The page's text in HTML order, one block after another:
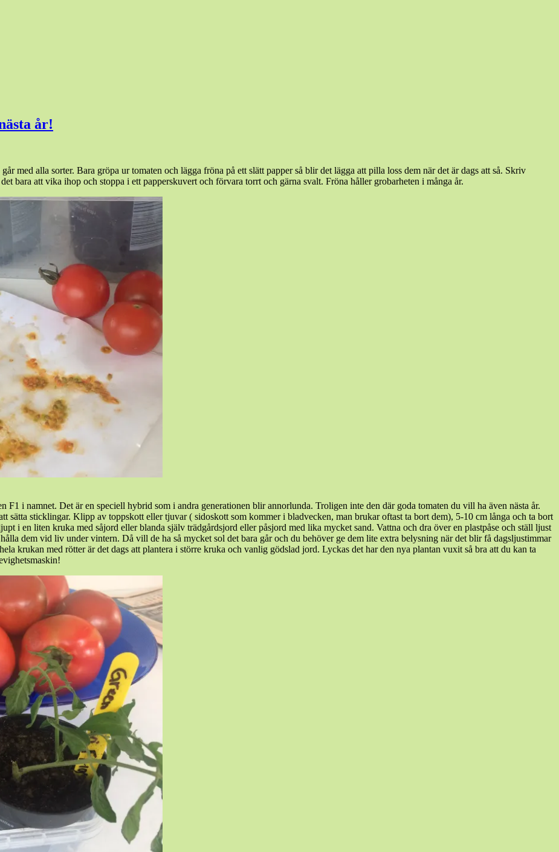
år!
med alla sorter. Bara gröpa ur tomaten och lägga fröna på ett slätt papper så blir det lägga att pilla loss dem när det är dags att så. Skriv
bara att vika ihop och stoppa i ett papperskuvert och förvara torrt och gärna svalt. Fröna håller grobarheten i många år.
F1 i namnet. Det är en speciell hybrid som i andra generationen blir annorlunda. Troligen inte den där goda tomaten du vill ha även nästa år.
sätta sticklingar. Klipp av toppskott eller tjuvar ( sidoskott som kommer i bladvecken, man brukar oftast ta bort dem), 5-10 cm långa och ta bort
i en liten kruka med såjord eller blanda själv trädgårdsjord eller påsjord med lika mycket sand. Vattna och dra över en plastpåse och ställ ljust
dem vid liv under vintern. Då vill de ha så mycket sol det bara går och du behöver ge dem lite extra belysning när det blir få dagsljustimmar
krukan med rötter är det dags att plantera i större kruka och vanlig gödslad jord. Lyckas det har den nya plantan vuxit så bra att du kan ta